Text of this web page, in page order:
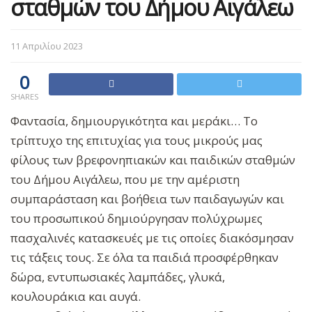
σταθμών του Δήμου Αιγάλεω
11 Απριλίου 2023
0
SHARES
Φαντασία, δημιουργικότητα και μεράκι… Το
τρίπτυχο της επιτυχίας για τους μικρούς μας
φίλους των βρεφονηπιακών και παιδικών σταθμών
του Δήμου Αιγάλεω, που με την αμέριστη
συμπαράσταση και βοήθεια των παιδαγωγών και
του προσωπικού δημιούργησαν πολύχρωμες
πασχαλινές κατασκευές με τις οποίες διακόσμησαν
τις τάξεις τους. Σε όλα τα παιδιά προσφέρθηκαν
δώρα, εντυπωσιακές λαμπάδες, γλυκά,
κουλουράκια και αυγά.